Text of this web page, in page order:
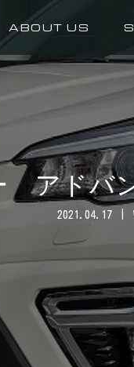
ABOUT US
アドバ
2021.04.17